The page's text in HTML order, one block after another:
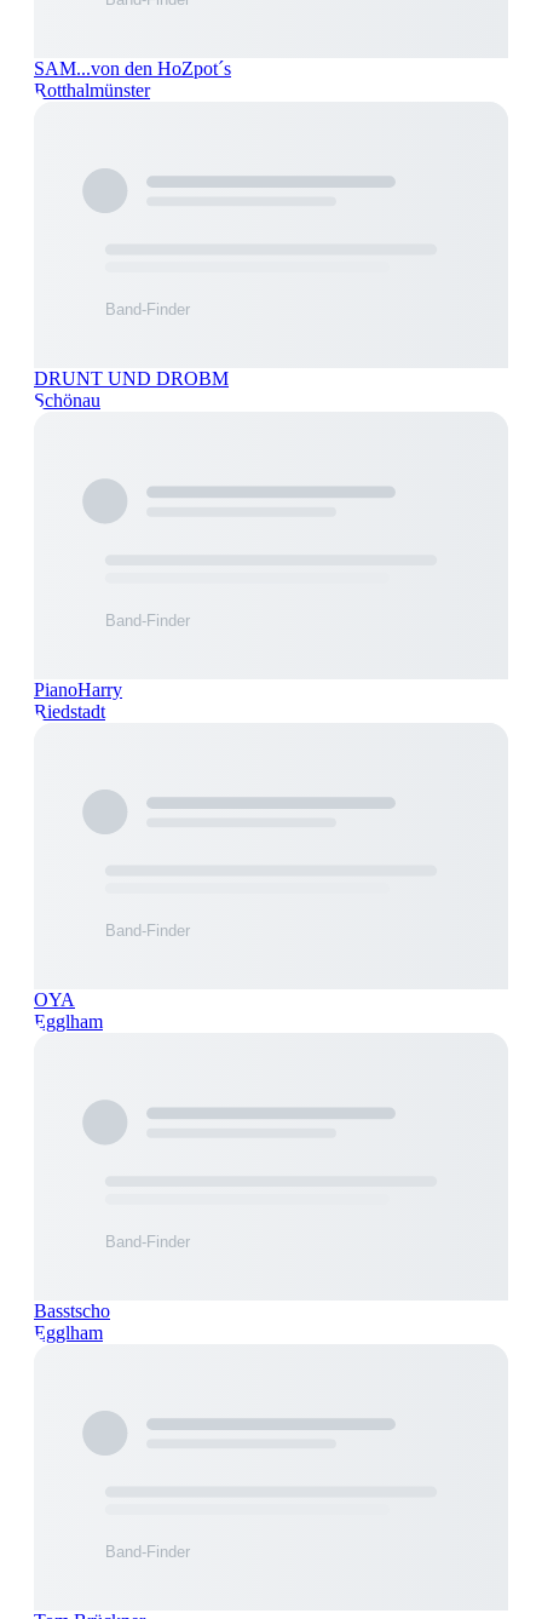
SAM...von den HoZpot´s
Rotthalmünster
DRUNT UND DROBM
Schönau
PianoHarry
Riedstadt
OYA
Egglham
Basstscho
Egglham